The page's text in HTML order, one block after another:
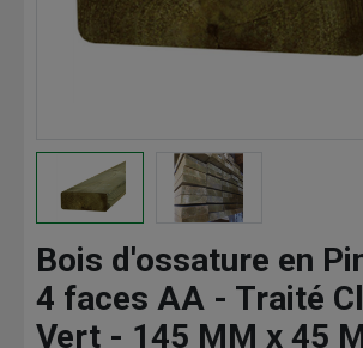
Bois d'ossature en
4 faces AA - Traité
Vert - 145 MM x 45